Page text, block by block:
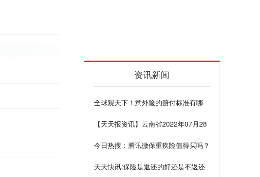
资讯新闻
全球观天下！意外险的赔付标准有哪
【天天报资讯】云南省2022年07月28
今日热搜：腾讯微保重疾险值得买吗？
天天快讯:保险是返还的好还是不返还